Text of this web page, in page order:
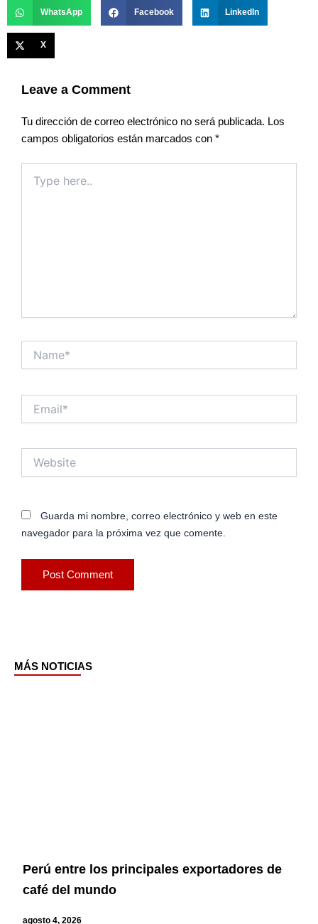
WhatsApp Facebook LinkedIn
X
Leave a Comment
Tu dirección de correo electrónico no será publicada. Los
campos obligatorios están marcados con *
here..
Guarda mi nombre, correo electrónico y web en este
navegador para la próxima vez que comente.
MÁS NOTICIAS
Perú entre los principales exportadores de
café del mundo
agosto 4, 2026